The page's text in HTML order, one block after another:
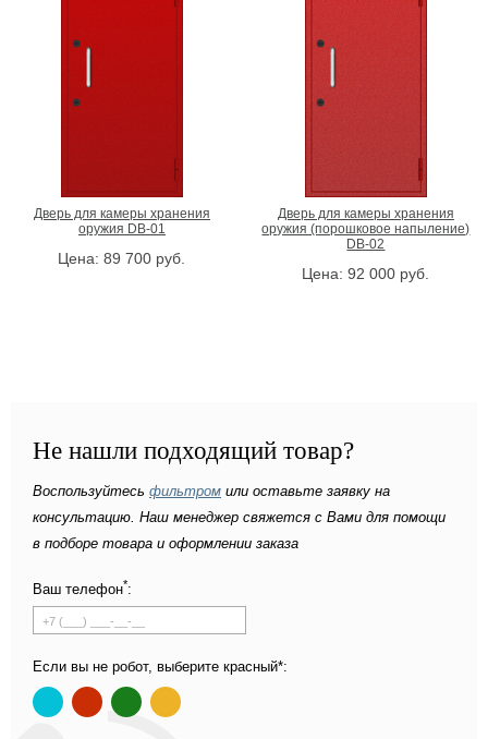
однопольная (1 створка)
Отделка
Стекло
глухое полотно
Дверь для камеры хранения
оружия DB-01
Цена:89 700 руб.
Дверь для камеры хранения
оружия (порошковое напыление)
DB-02
Цена:92 000 руб.
Не нашли подходящий товар?
Воспользуйтесь фильтром или оставьте заявку на
консультацию. Наш менеджер свяжется с Вами для помощи
в подборе товара и оформлении заказа
Ваш телефон*:
Если вы не робот, выберите красный*: